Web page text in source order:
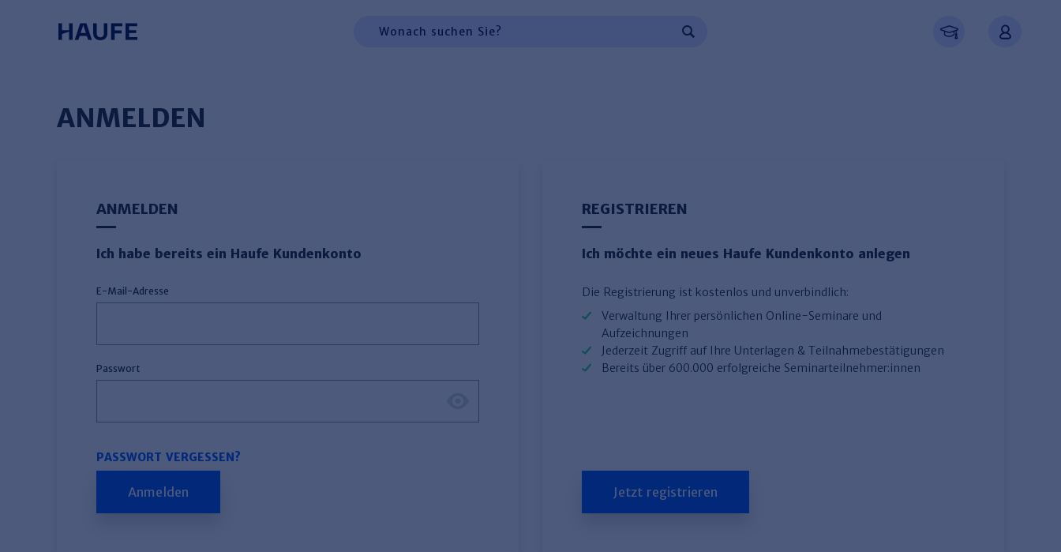
Zum Hauptinhalt springen
Zur Navigation springen
Zur Suche springen
Neu registrieren
ANMELDEN
ANMELDEN
Ich habe bereits ein Haufe Kundenkonto
E-Mail-Adresse
Passwort
PASSWORT VERGESSEN?
Anmelden
REGISTRIEREN
Ich möchte ein neues Haufe Kundenkonto anlegen
Die Registrierung ist kostenlos und unverbindlich:
Verwaltung Ihrer persönlichen Online-Seminare und
Aufzeichnungen
Jederzeit Zugriff auf Ihre Unterlagen & Teilnahmebestätigungen
Bereits über 600.000 erfolgreiche Seminarteilnehmer:innen
Jetzt registrieren